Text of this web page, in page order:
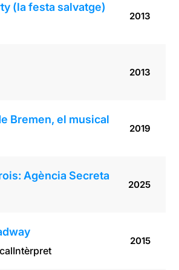
(la festa salvatge)
2013
2013
Bremen, el musical
2019
Agència Secreta
2025
Intèrpret
2015